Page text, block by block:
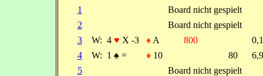
1
Board nicht gespielt
2
Board nicht gespielt
3
W: 4 ♥ X -3 ♦A 800
4
W: 1 ♠ = ♦10 80
5
Board nicht gespielt